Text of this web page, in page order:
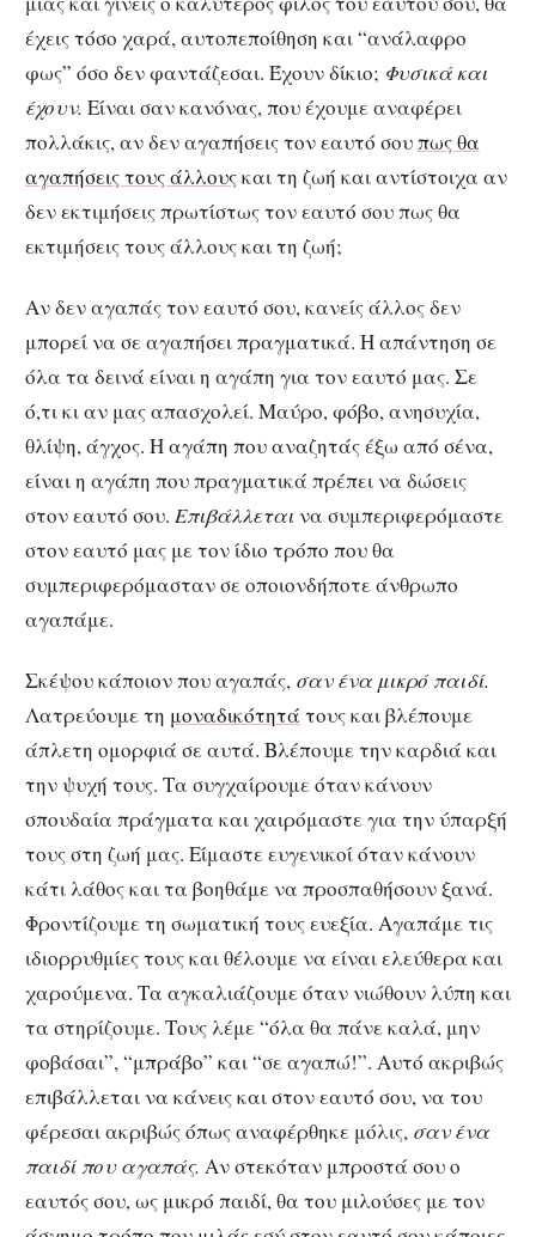
έχεις τόσο χαρά, αυτοπεποίθηση και “ανάλαφρο
φως” όσο δεν φαντάζεσαι. Έχουν δίκιο; Φυσικά και
έχουν. Είναι σαν κανόνας, που έχουμε αναφέρει
πολλάκις, αν δεν αγαπήσεις τον εαυτό σουπως θα
αγαπήσεις τους άλλουςκαι τη ζωή και αντίστοιχα αν
δεν εκτιμήσεις πρωτίστως τον εαυτό σου πως θα
εκτιμήσεις τους άλλους και τη ζωή;
Αν δεν αγαπάς τον εαυτό σου, κανείς άλλος δεν
μπορεί να σε αγαπήσει πραγματικά. Η απάντηση σε
όλα τα δεινά είναι η αγάπη για τον εαυτό μας. Σε
ό,τι κι αν μας απασχολεί. Μαύρο, φόβο, ανησυχία,
θλίψη, άγχος. Η αγάπη που αναζητάς έξω από σένα,
είναι η αγάπη που πραγματικά πρέπει να δώσεις
στον εαυτό σου. Επιβάλλεται να συμπεριφερόμαστε
στον εαυτό μας με τον ίδιο τρόπο που θα
συμπεριφερόμασταν σε οποιονδήποτε άνθρωπο
αγαπάμε.
Σκέψου κάποιον που αγαπάς, σαν ένα μικρό παιδί.
Λατρεύουμε τη μοναδικότητά τους και βλέπουμε
άπλετη ομορφιά σε αυτά. Βλέπουμε την καρδιά και
την ψυχή τους. Τα συγχαίρουμε όταν κάνουν
σπουδαία πράγματα και χαιρόμαστε για την ύπαρξή
τους στη ζωή μας. Είμαστε ευγενικοί όταν κάνουν
κάτι λάθος και τα βοηθάμε να προσπαθήσουν ξανά.
Φροντίζουμε τη σωματική τους ευεξία. Αγαπάμε τις
ιδιορρυθμίες τους και θέλουμε να είναι ελεύθερα και
χαρούμενα. Τα αγκαλιάζουμε όταν νιώθουν λύπη και
τα στηρίζουμε. Τους λέμε “όλα θα πάνε καλά, μην
φοβάσαι”, “μπράβο” και “σε αγαπώ!”. Αυτό ακριβώς
επιβάλλεται να κάνεις και στον εαυτό σου, να του
φέρεσαι ακριβώς όπως αναφέρθηκε μόλις, σαν ένα
παιδί που αγαπάς. Αν στεκόταν μπροστά σου ο
εαυτός σου, ως μικρό παιδί, θα του μιλούσες με τον